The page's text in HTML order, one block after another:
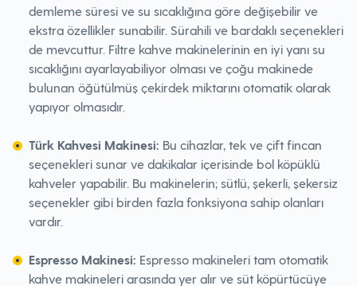
demleme süresi ve su sıcaklığına göre değişebilir ve
ekstra özellikler sunabilir. Sürahili ve bardaklı seçenekleri
de mevcuttur. Filtre kahve makinelerinin en iyi yanı su
sıcaklığını ayarlayabiliyor olması ve çoğu makinede
bulunan öğütülmüş çekirdek miktarını otomatik olarak
yapıyor olmasıdır.
Türk Kahvesi Makinesi: Bu cihazlar, tek ve çift fincan
seçenekleri sunar ve dakikalar içerisinde bol köpüklü
kahveler yapabilir. Bu makinelerin; sütlü, şekerli, şekersiz
seçenekler gibi birden fazla fonksiyona sahip olanları
vardır.
Espresso Makinesi: Espresso makineleri tam otomatik
kahve makineleri arasında yer alır ve süt köpürtücüye